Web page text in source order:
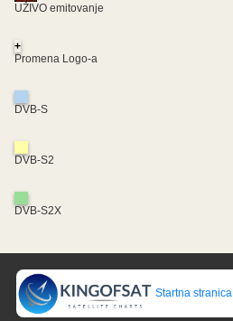
UŽIVO emitovanje
+
Promena Logo-a
DVB-S
DVB-S2
DVB-S2X
Startna stranica